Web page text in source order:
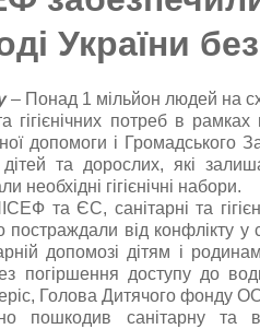
України
– Понад 1 мільйон людей на
гігієнічних потреб в
допомоги і Громадського
та дорослих, які
необхідні гігієнічні набори.
та ЄС, санітарні та
від конфлікту у
допомозі дітям і
погіршення доступу до
Голова Дитячого фонду
пошкодив санітарну та